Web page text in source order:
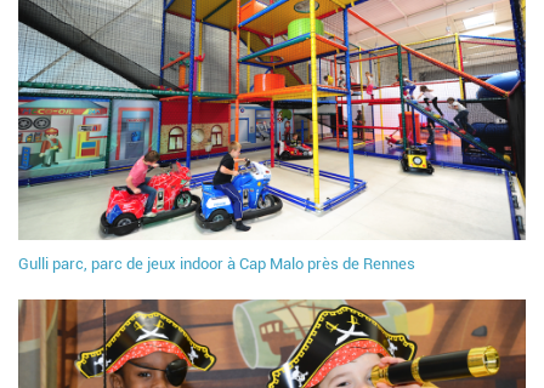
Gulli parc, parc de jeux indoor à Cap Malo près de Rennes